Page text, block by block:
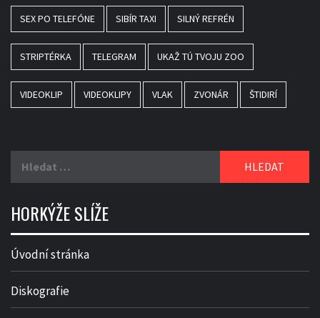
SEX PO TELEFÓNE SIBÍR TAXI SILNÝ REFRÉN
STRIPTÉRKA TELEGRAM UKAŽ TÚ TVOJU ZOO
VIDEOKLIP VIDEOKLIPY VLAK ZVONÁR ŠTIDIRÍ
HORKÝŽE SLÍŽE
Úvodní stránka
Diskografie